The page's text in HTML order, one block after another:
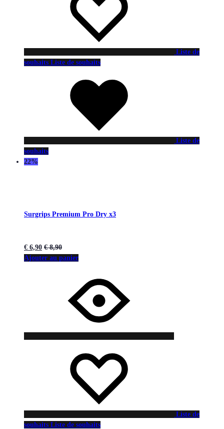
Liste de
souhaits Liste de souhaits
Liste de
souhaits
22%
Surgrips Premium Pro Dry x3
€ 6,90 €8,90
Ajouter au panier
Liste de
souhaits Liste de souhaits